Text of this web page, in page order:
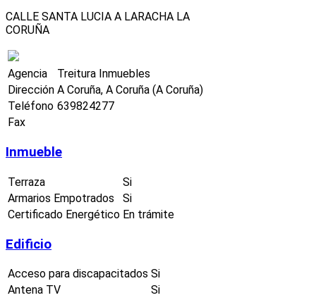
CALLE SANTA LUCIA A LARACHA LA
CORUÑA
Agencia
Treitura Inmuebles
Dirección A Coruña, A Coruña (A Coruña)
Teléfono 639824277
Fax
Inmueble
Terraza
Si
Armarios Empotrados
Si
Certificado Energético En trámite
Edificio
Acceso para discapacitados Si
Antena TV
Si